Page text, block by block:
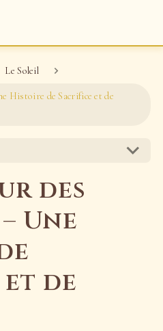
Le Soleil
Histoire de Sacrifice et de
des
Une
de